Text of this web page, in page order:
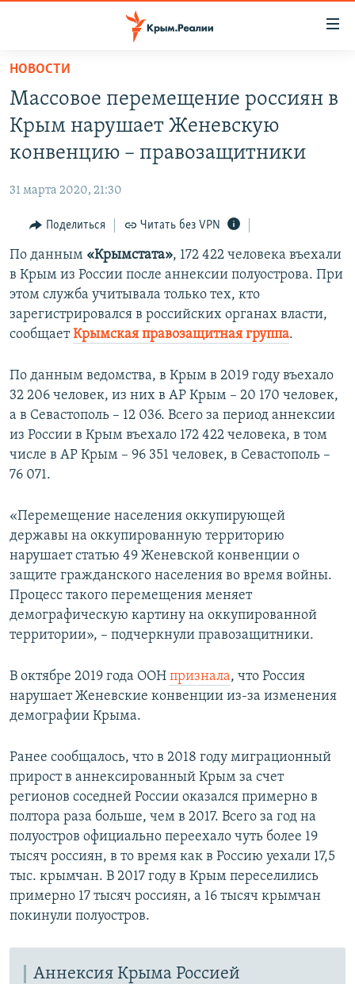
Вернуться
основному
содержанию
Вернутся
главной
навигации
Вернутся
поиску
11 ЛЕТ ОККУПАЦИИ КРЫМА. 11 ИСТОРИЙ СОПРОТИВЛЕНИЯ
ВОДА
ЕЩЕ
ИНТЕРАКТИВ
ИНФОГРАФИКА
ТЕЛЕПРОЕКТ КРЫМ.РЕАЛИИ
СОВЕТЫ ПРАВОЗАЩИТНИКОВ
ПРОПАВШИЕ БЕЗ ВЕСТИ
ПОБЕДИТЕЛЕЙ НЕ СУДЯТ?
КРЫМ.НЕПОКОРЕННЫЙ
ELIFBE
УКРАИНСКАЯ ПРОБЛЕМА КРЫМА
РАДІО СВОБОДА
КАК ОБОЙТИ БЛОКИРОВКУ
Українською
Qırımtatar
ПРИСОЕДИНЯЙТЕСЬ!
Все сайты RFE/RL
НОВОСТИ
Массовое перемещение россиян в
Крым нарушает Женевскую
конвенцию – правозащитники
31 марта 2020, 21:30
Поделиться Читать без VPN
По данным «Крымстата», 172 422 человека въехали
в Крым из России после аннексии полуострова. При
этом служба учитывала только тех, кто
зарегистрировался в российских органах власти,
сообщает Крымская правозащитная группа.
По данным ведомства, в Крым в 2019 году въехало
32 206 человек, из них в АР Крым – 20 170 человек,
а в Севастополь – 12 036. Всего за период аннексии
из России в Крым въехало 172 422 человека, в том
числе в АР Крым – 96 351 человек, в Севастополь –
76 071.
«Перемещение населения оккупирующей
державы на оккупированную территорию
нарушает статью 49 Женевской конвенции о
защите гражданского населения во время войны.
Процесс такого перемещения меняет
демографическую картину на оккупированной
территории», – подчеркнули правозащитники.
В октябре 2019 года ООН признала, что Россия
нарушает Женевские конвенции из-за изменения
демографии Крыма.
Ранее сообщалось, что в 2018 году миграционный
прирост в аннексированный Крым за счет
регионов соседней России оказался примерно в
полтора раза больше, чем в 2017. Всего за год на
полуостров официально переехало чуть более 19
тысяч россиян, в то время как в Россию уехали 17,5
тыс. крымчан. В 2017 году в Крым переселились
примерно 17 тысяч россиян, а 16 тысяч крымчан
покинули полуостров.
Аннексия Крыма Россией